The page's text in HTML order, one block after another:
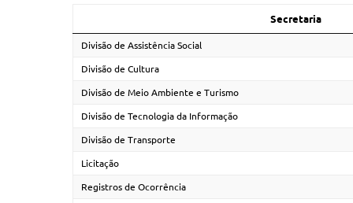
Secretaria
Divisão de Assistência Social
Divisão de Cultura
Divisão de Meio Ambiente e Turismo
Divisão de Tecnologia da Informação
Divisão de Transporte
Licitação
Registros de Ocorrência